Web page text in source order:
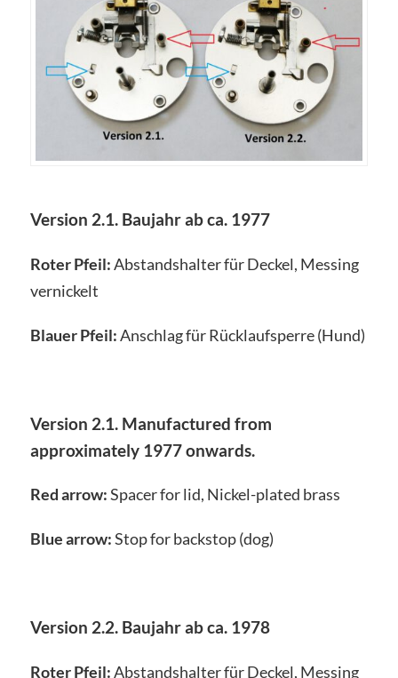
Version 2.1. Baujahr ab ca. 1977
Roter Pfeil:Abstandshalter für Deckel, Messing
vernickelt
Blauer Pfeil:Anschlag für Rücklaufsperre (Hund)
Version 2.1. Manufactured from
approximately 1977 onwards.
Red arrow:Spacer for lid, Nickel-plated brass
Blue arrow:Stop for backstop (dog)
Version 2.2. Baujahr ab ca. 1978
Roter Pfeil:Abstandshalter für Deckel, Messing